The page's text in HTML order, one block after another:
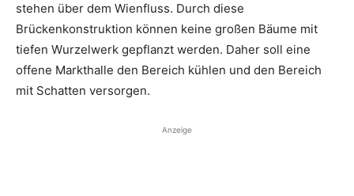
stehen über dem Wienfluss. Durch diese
Brückenkonstruktion können keine großen Bäume mit
tiefen Wurzelwerk gepflanzt werden. Daher soll eine
offene Markthalle den Bereich kühlen und den Bereich
mit Schatten versorgen.
Anzeige